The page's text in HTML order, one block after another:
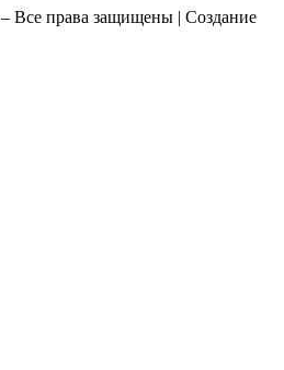
– Все права защищены | Создание